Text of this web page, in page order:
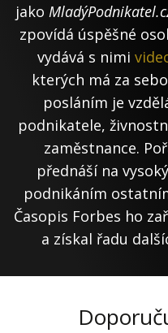
jako
zpovídá úspěšné
vydává s nimi
kterých má za
posláním je
podnikatele,
zaměstnance.
přednáší na
podnikáním
Časopis Forbes ho
a získal řadu